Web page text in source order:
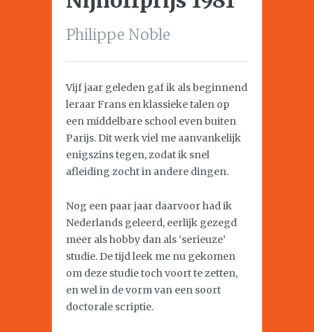
Philippe Noble
Vijf jaar geleden gaf ik als beginnend
leraar Frans en klassieke talen op
een middelbare school even buiten
Parijs. Dit werk viel me aanvankelijk
enigszins tegen, zodat ik snel
afleiding zocht in andere dingen.
Nog een paar jaar daarvoor had ik
Nederlands geleerd, eerlijk gezegd
meer als hobby dan als ‘serieuze’
studie. De tijd leek me nu gekomen
om deze studie toch voort te zetten,
en wel in de vorm van een soort
doctorale scriptie.